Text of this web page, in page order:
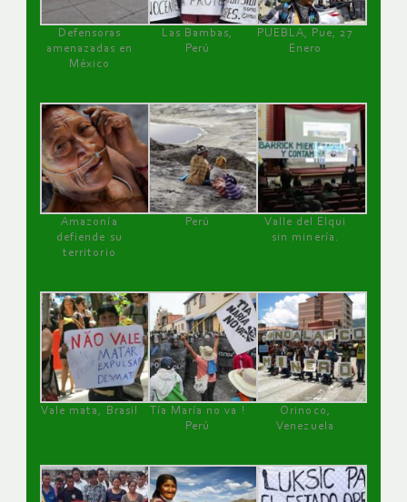
Defensoras
amenazadas en
México
Las Bambas,
Perú
PUEBLA, Pue, 27
Enero
Amazonía
defiende su
territorio
Perú
Valle del Elqui
sin minería.
Vale mata, Brasil
Tía María no va !
Perú
Orinoco,
Venezuela